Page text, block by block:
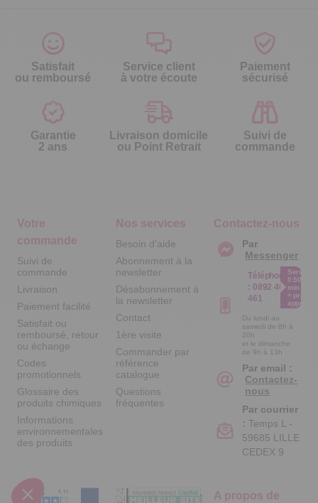
Satisfait
ou remboursé
Service client
à votre écoute
Paiement
sécurisé
Garantie
2 ans
Livraison domicile
ou Point Retrait
Suivi de
commande
Votre
commande
Suivi de
commande
Livraison
Paiement facilité
Satisfait ou
remboursé, retour
ou échange
Codes
promotionnels
Glossaire des
produits chimiques
Informations
environnementales
des produits
Nos services
Besoin d'aide
Abonnement à la
newsletter
Désabonnement à
la newsletter
Contact
1ère visite
Commander par
référence
catalogue
Questions
fréquentes
A propos de
Contactez-nous
Par
Messenger
Téléphone
: 0892 461
461
Service
0.50€ /
min
+ prix
appel
Du lundi au
samedi de 8h à
20h
et le dimanche
de 9h à 13h
Par email :
Contactez-
nous
Par courrier
: Temps L -
59685 LILLE
CEDEX 9